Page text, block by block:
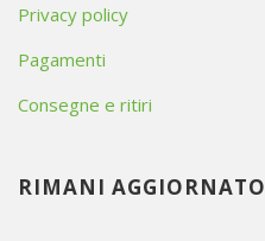
Privacy policy
Pagamenti
Consegne e ritiri
RIMANI AGGIORNATO